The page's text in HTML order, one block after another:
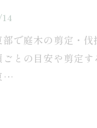
部で庭木の剪定・
ごとの目安や剪定
…